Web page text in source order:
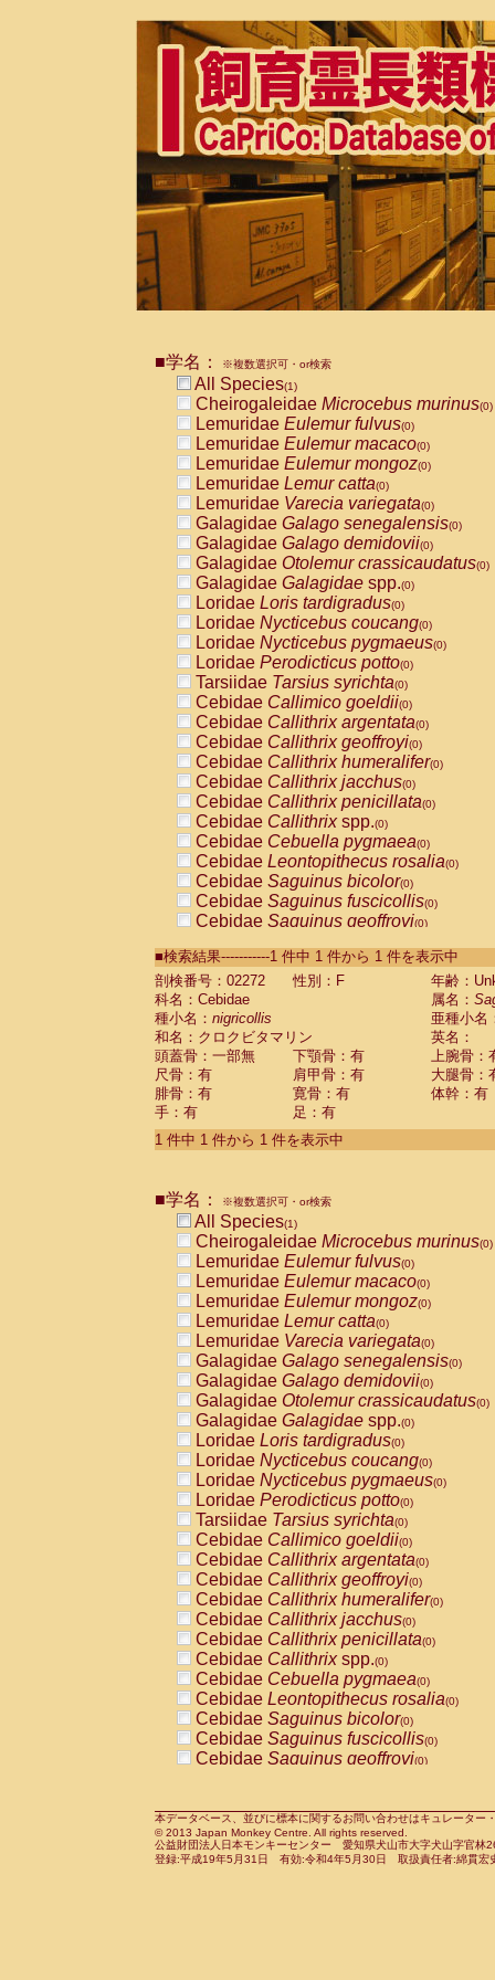
■学名： ※複数選択可・or検索
All Species(1)
Cheirogaleidae Microcebus murinus(0)
Lemuridae Eulemur fulvus(0)
Lemuridae Eulemur macaco(0)
Lemuridae Eulemur mongoz(0)
Lemuridae Lemur catta(0)
Lemuridae Varecia variegata(0)
Galagidae Galago senegalensis(0)
Galagidae Galago demidovii(0)
Galagidae Otolemur crassicaudatus(0)
Galagidae Galagidae spp.(0)
Loridae Loris tardigradus(0)
Loridae Nycticebus coucang(0)
Loridae Nycticebus pygmaeus(0)
Loridae Perodicticus potto(0)
Tarsiidae Tarsius syrichta(0)
Cebidae Callimico goeldii(0)
Cebidae Callithrix argentata(0)
Cebidae Callithrix geoffroyi(0)
Cebidae Callithrix humeralifer(0)
Cebidae Callithrix jacchus(0)
Cebidae Callithrix penicillata(0)
Cebidae Callithrixspp.(0)
Cebidae Cebuella pygmaea(0)
Cebidae Leontopithecus rosalia(0)
Cebidae Saguinus bicolor(0)
Cebidae Saguinus fuscicollis(0)
Cebidae Saguinus geoffroyi(0)
CebidaeSaguinus labiatus(0)
Cebidae Saguinus leucopus (0)
Cebidae
CebidaeSaguinus mystax
CebidaeSaguinus nigricollis (1)
Cebidae Saguinus oedipus
Cebidae Saguinus weddelli
Cebidae Saguinusspp.
Cebidae Aotus trivirgatus
Cebidae Cebus albifrons
CebidaeCebus nigrivittatus
CebidaeCebus
CebidaeSaimiri boliviensis(0)
CebidaeSaimiri sciureus(0)
AtelidaeAlouatta caraya(0)
AtelidaeAlouatta fusca(0)
AtelidaeAlouatta seniculus
AtelidaeAlouattaspp.(0)
AtelidaeAteles belzebuth(0)
AtelidaeAteles geoffroyi(0)
AtelidaeAteles paniscus(0)
AtelidaeAtelesspp.(0)
Atelidae Lagothrix lagothricha
AtelidaeLagothrix lagothricha cana
PitheciidaeCacajao calvus
PitheciidaeCallicebus cupreus
PitheciidaeCallicebus donacophilus
PitheciidaeCallicebus moloch
PitheciidaeCallicebus torquatus
PitheciidaeCallicebusspp.(0)
PitheciidaeChiropotes satanas(0)
PitheciidaePithecia monachus
PitheciidaePithecia pithecia(0)
CercopithecidaeCercocebus agilis
CercopithecidaeCercocebus
CercopithecidaeCercocebus
CercopithecidaeCercocebus
CercopithecidaeCercocebus
CercopithecidaeCercocebushybrid
CercopithecidaePapio anubis(0)
CercopithecidaePapio cynocephalus
CercopithecidaePapio hamadryas(0)
■検索結果-----------1 件中 1 件から 1 件を表示中
剖検番号：02272
性別：F
年齢：
科名：Cebidae
属名：
種小名： nigricollis
亜種小名
和名：クロクビタマリン
英名：
頭蓋骨：一部無
下顎骨：有
上腕骨：
尺骨：有
肩甲骨：有
大腿骨：
腓骨：有
寛骨：有
体幹：有
手：有
足：有
1 件中 1 件から 1 件を表示中
■学名： ※複数選択可・or検索
All Species(1)
Cheirogaleidae Microcebus murinus(0)
Lemuridae Eulemur fulvus(0)
Lemuridae Eulemur macaco(0)
Lemuridae Eulemur mongoz(0)
Lemuridae Lemur catta(0)
Lemuridae Varecia variegata(0)
Galagidae Galago senegalensis(0)
Galagidae Galago demidovii(0)
Galagidae Otolemur crassicaudatus(0)
Galagidae Galagidae spp.(0)
Loridae Loris tardigradus(0)
Loridae Nycticebus coucang(0)
Loridae Nycticebus pygmaeus(0)
Loridae Perodicticus potto(0)
Tarsiidae Tarsius syrichta(0)
Cebidae Callimico goeldii(0)
Cebidae Callithrix argentata(0)
Cebidae Callithrix geoffroyi(0)
Cebidae Callithrix humeralifer(0)
Cebidae Callithrix jacchus(0)
Cebidae Callithrix penicillata(0)
Cebidae Callithrixspp.(0)
Cebidae Cebuella pygmaea(0)
Cebidae Leontopithecus rosalia(0)
Cebidae Saguinus bicolor(0)
Cebidae Saguinus fuscicollis(0)
Cebidae Saguinus geoffroyi(0)
CebidaeSaguinus leucopus(0)
CebidaeSaguinus midas(0)
Cebidae Saguinus mystax(0)
本データベース、並びに標本に関するお問い合わせはキュレータ
© 2013 Japan Monkey Centre. All rights reserved.
公益財団法人日本モンキーセンター 愛知県犬山市大字犬山字官
登録:平成19年5月31日 有効:令和4年5月30日 取扱責任者:綿貫宏